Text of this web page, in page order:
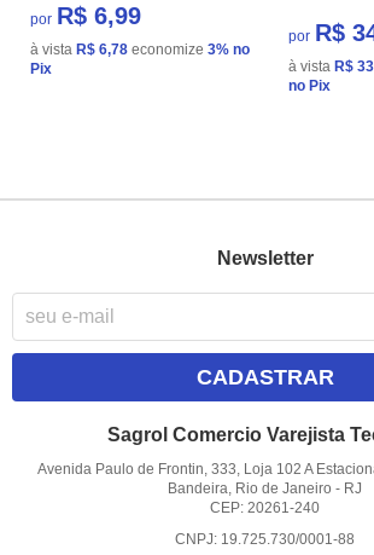
por R$ 6,99
à vista R$ 6,78 economize 3% no
Pix
por R$
à vista R$
no Pix
Newsletter
CADASTRAR
Sagrol Comercio Varejista
Avenida Paulo de Frontin, 333, Loja 102 A
Bandeira, Rio de Janeiro - RJ
CEP: 20261-240
CNPJ: 19.725.730/0001-88